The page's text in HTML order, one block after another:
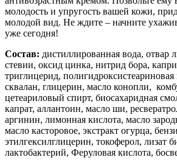
молодость и упругость вашей кожи,
молодой вид. Не ждите – начните
уже сегодня!
Состав: дистиллированная вода, отвар
стевии, оксид цинка, нитрид бора,
триглицерид,
сквалан, глицерин, масло конопли,
цетеариловый спирт, биосахаридная
капрат, аллантоин, масло ши,
аргинин, лимонная кислота, масло
масло касторовое, экстракт огурца,
этилгексилглицерин, токоферол, лизат
лактобактерий, Феруловая кислота,